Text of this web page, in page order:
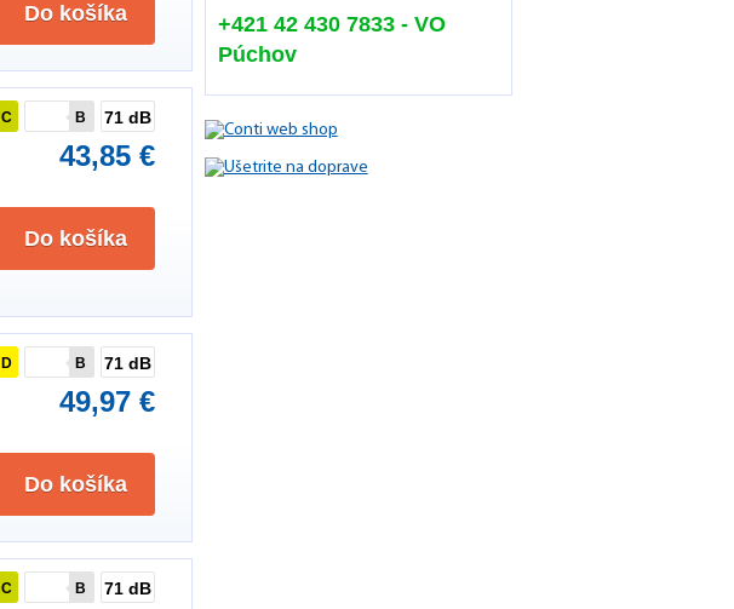
Do košíka
C B 71 dB
43,85 €
Do košíka
D B 71 dB
49,97 €
Do košíka
C B 71 dB
+421 42 430 7833 - VO
Púchov